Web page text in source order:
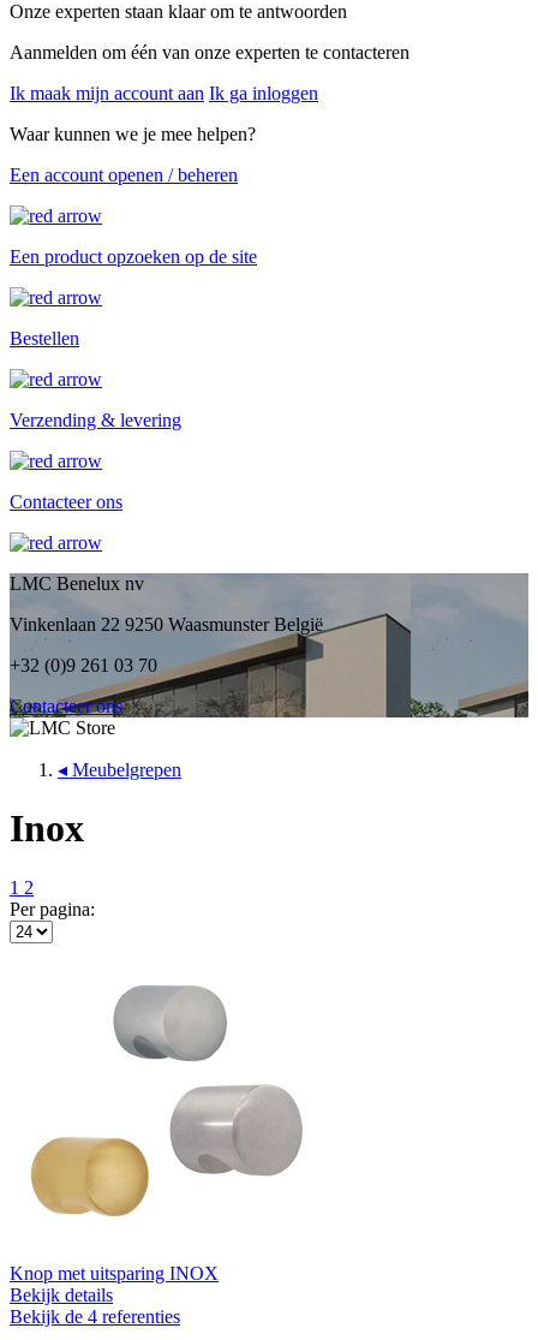
Onze experten staan klaar om te antwoorden
Aanmelden om één van onze experten te contacteren
Ik maak mijn account aan Ik ga inloggen
Waar kunnen we je mee helpen?
Een account openen / beheren
Een product opzoeken op de site
Bestellen
Verzending & levering
Contacteer ons
LMC Benelux nv
Vinkenlaan 22 9250 Waasmunster België
+32 (0)9 261 03 70
Contacteer ons
◂ Meubelgrepen
Inox
1 2
Per pagina:
Knop met uitsparing INOX
Bekijk details
Bekijk de 4 referenties